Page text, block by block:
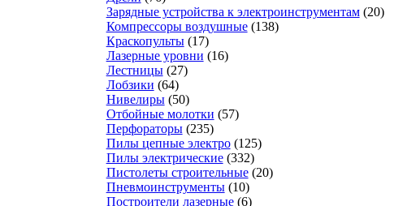
Зарядные устройства к электроинструментам (20)
Компрессоры воздушные (138)
Краскопульты (17)
Лазерные уровни (16)
Лестницы (27)
Лобзики (64)
Нивелиры (50)
Отбойные молотки (57)
Перфораторы (235)
Пилы цепные электро (125)
Пилы электрические (332)
Пистолеты строительные (20)
Пневмоинструменты (10)
Построители лазерные (6)